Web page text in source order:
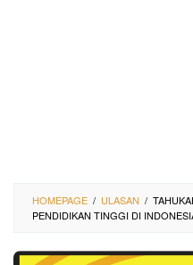
HOMEPAGE / ULASAN /
PENDIDIKAN TINGGI DI